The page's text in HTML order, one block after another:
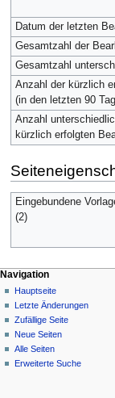
Datum der letzten
Gesamtzahl der
Gesamtzahl
Anzahl der kürzlich
(in den letzten 90
Anzahl
kürzlich erfolgten
Eingebundene
(2)
Navigation
Hauptseite
Letzte Änderungen
Zufällige Seite
Neue Seiten
Alle Seiten
Erweiterte Suche